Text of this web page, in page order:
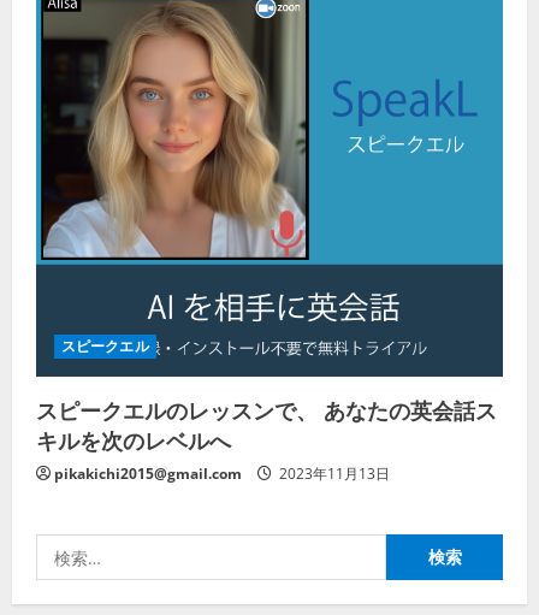
スピークエル
スピークエルのレッスンで、 あなたの英会話ス
キルを次のレベルへ
pikakichi2015@gmail.com 2023年11月13日
索: